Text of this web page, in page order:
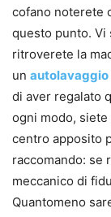
cofano noterete
questo punto. Vi
ritroverete la
un autolavaggio
di aver regalato
ogni modo,
centro apposito
raccomando: se
meccanico di
Quantomeno